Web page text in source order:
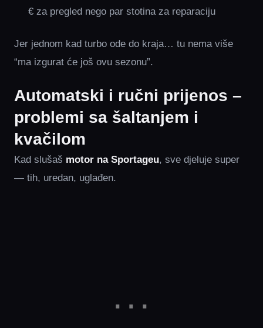
€ za pregled nego par stotina za reparaciju
Jer jednom kad turbo ode do kraja… tu nema više
“ma izgurat će još ovu sezonu”.
Automatski i ručni prijenos –
problemi sa šaltanjem i
kvačilom
Kad slušaš motor na Sportageu, sve djeluje super
— tih, uredan, uglađen.